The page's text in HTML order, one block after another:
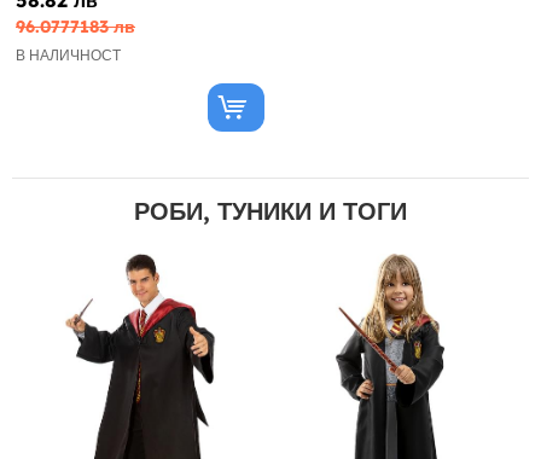
96.0777183 лв
В НАЛИЧНОСТ
РОБИ, ТУНИКИ И ТОГИ